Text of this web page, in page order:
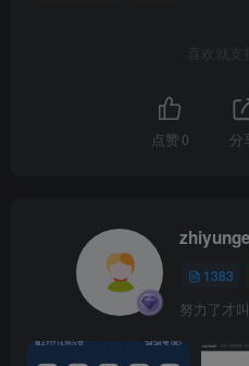
喜欢就
点赞 0 分
zhiyunge
1383
努力了才